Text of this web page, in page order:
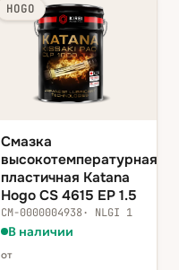
HOGO
Смазка
высокотемпературная
пластичная Katana
Hogo CS 4615 EP 1.5
СМ-0000004938· NLGI 1
В наличии
от